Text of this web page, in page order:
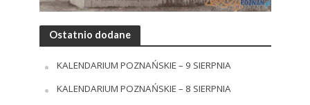
Ostatnio dodane
KALENDARIUM POZNAŃSKIE – 9 SIERPNIA
KALENDARIUM POZNAŃSKIE – 8 SIERPNIA